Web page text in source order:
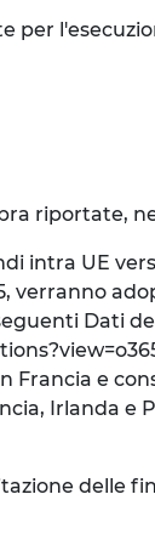
riportate,
intra UE
verranno
Dati
Francia e
Irlanda e
delle